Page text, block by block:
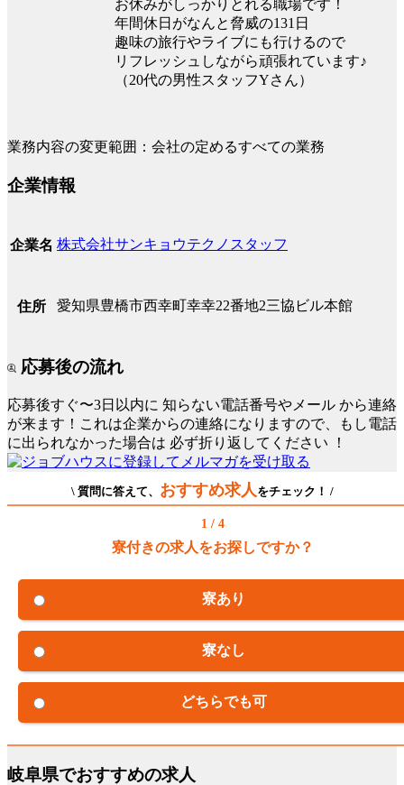
お休みがしっかりとれる職場です！
年間休日がなんと脅威の131日
趣味の旅行やライブにも行けるので
リフレッシュしながら頑張れています♪
（20代の男性スタッフYさん）
業務内容の変更範囲：会社の定めるすべての業務
企業情報
企業名 株式会社サンキョウテクノスタッフ
住所 愛知県豊橋市西幸町幸幸22番地2三協ビル本館
応募後の流れ
応募後すぐ〜3日以内に 知らない電話番号やメール から連絡
が来ます！これは企業からの連絡になりますので、もし電話
に出られなかった場合は 必ず折り返してください ！
\ 質問に答えて、 おすすめ求人 をチェック！ /
1 / 4
寮付きの求人をお探しですか？
寮あり
寮なし
どちらでも可
岐阜県でおすすめの求人